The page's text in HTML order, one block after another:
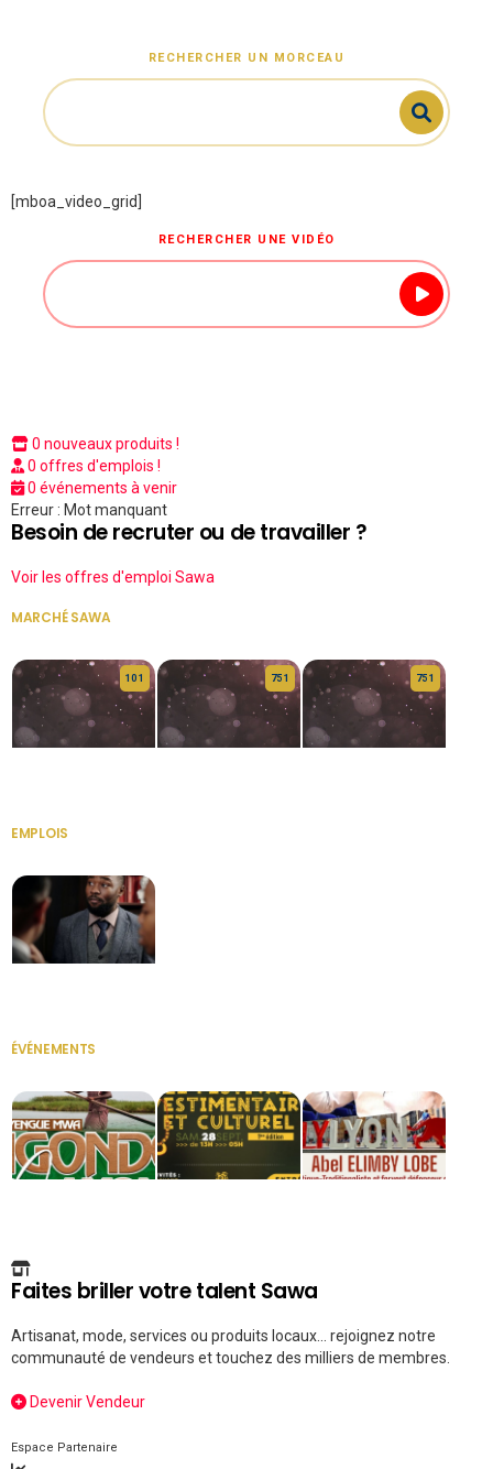
RECHERCHER UN MORCEAU
[mboa_video_grid]
RECHERCHER UNE VIDÉO
0 nouveaux produits !
0 offres d'emplois !
0 événements à venir
Erreur : Mot manquant
Besoin de recruter ou de travailler ?
Voir les offres d'emploi Sawa
MARCHÉ SAWA
10 1 75 1 75 1
EMPLOIS
ÉVÉNEMENTS
Faites briller votre talent Sawa
Artisanat, mode, services ou produits locaux... rejoignez notre
communauté de vendeurs et touchez des milliers de membres.
Devenir Vendeur
Espace Partenaire